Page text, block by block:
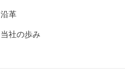
沿革
当社の歩み